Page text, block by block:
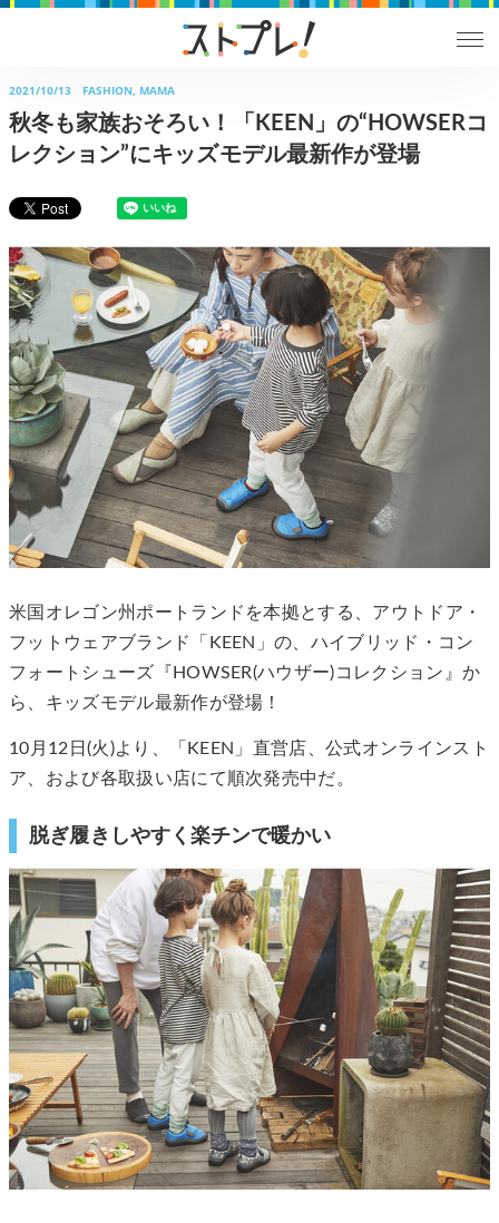
2021/10/13 FASHION, MAMA
秋冬も家族おそろい！「KEEN」の“HOWSERコ
レクション”にキッズモデル最新作が登場
米国オレゴン州ポートランドを本拠とする、アウトドア・
フットウェアブランド「KEEN」の、ハイブリッド・コン
フォートシューズ『HOWSER(ハウザー)コレクション』か
ら、キッズモデル最新作が登場！
10月12日(火)より、「KEEN」直営店、公式オンラインスト
ア、および各取扱い店にて順次発売中だ。
脱ぎ履きしやすく楽チンで暖かい